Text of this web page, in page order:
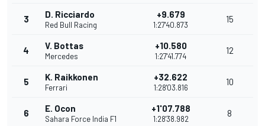
3 D. Ricciardo
Red Bull Racing
+9.679
1:27'40.873
15
4 V. Bottas
Mercedes
+10.580
1:27'41.774
12
5 K. Raikkonen
Ferrari
+32.622
1:28'03.816
10
6 E. Ocon
Sahara Force India F1
+1'07.788
1:28'38.982
8